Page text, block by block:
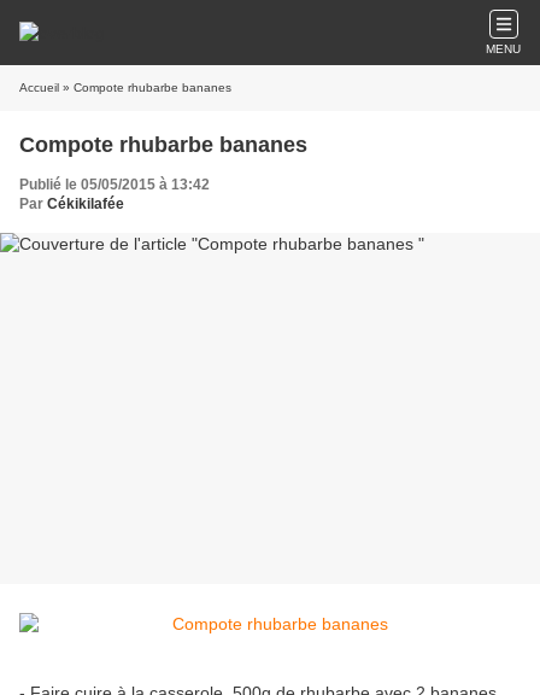
MENU
Accueil » Compote rhubarbe bananes
Compote rhubarbe bananes
Publié le 05/05/2015 à 13:42
Par Cékikilafée